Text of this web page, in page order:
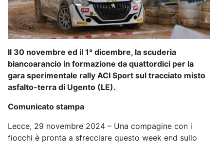
Il 30 novembre ed il 1° dicembre, la scuderia
biancoarancio in formazione da quattordici per la
gara sperimentale rally ACI Sport sul tracciato misto
asfalto-terra di Ugento (LE).
Comunicato stampa
Lecce, 29 novembre 2024 – Una compagine con i
fiocchi è pronta a sfrecciare questo week end sullo